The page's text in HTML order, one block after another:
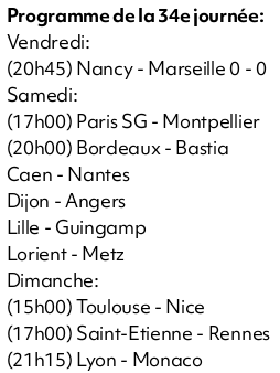
Programme de la 34e journée:
Vendredi:
(20h45) Nancy - Marseille 0 - 0
Samedi:
(17h00) Paris SG - Montpellier
(20h00) Bordeaux - Bastia
Caen - Nantes
Dijon - Angers
Lille - Guingamp
Lorient - Metz
Dimanche:
(15h00) Toulouse - Nice
(17h00) Saint-Etienne - Rennes
(21h15) Lyon - Monaco